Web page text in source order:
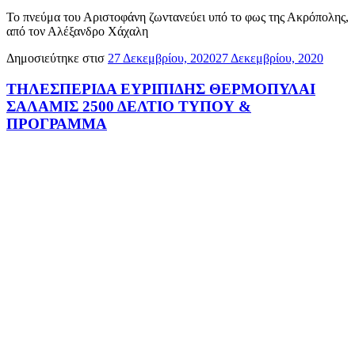
Το πνεύμα του Αριστοφάνη ζωντανεύει υπό το φως της Ακρόπολης,
από τον Αλέξανδρο Χάχαλη
Δημοσιεύτηκε στισ 27 Δεκεμβρίου, 202027 Δεκεμβρίου, 2020
ΤΗΛΕΣΠΕΡΙΔΑ ΕΥΡΙΠΙΔΗΣ ΘΕΡΜΟΠΥΛΑΙ
ΣΑΛΑΜΙΣ 2500 ΔΕΛΤΙΟ ΤΥΠΟΥ &
ΠΡΟΓΡΑΜΜΑ